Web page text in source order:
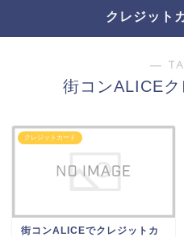
クレジット
―
街コンALICE
クレジットカード
街コンALICEでクレジットカ